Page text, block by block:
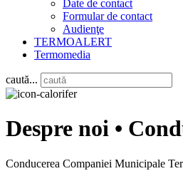
Date de contact
Formular de contact
Audienţe
TERMOALERT
Termomedia
caută...
Despre noi •
Conducerea Companiei Municipale